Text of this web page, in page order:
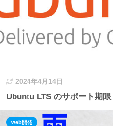
2024年4月14日
Ubuntu LTS のサポート期限
web開発